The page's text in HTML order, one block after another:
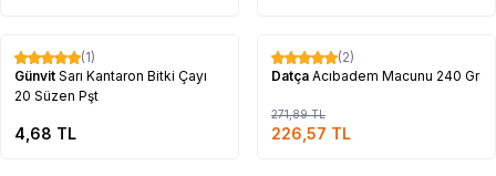
(1)
Günvit Sarı Kantaron Bitki Çayı
20 Süzen Pşt
4,68 TL
%17
(2)
Datça Acıbadem Macunu 240 Gr
271,89TL
226,57 TL